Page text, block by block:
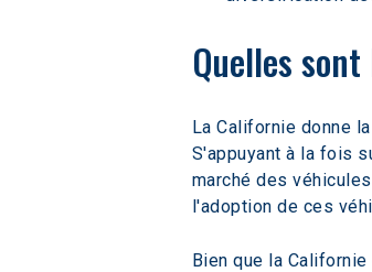
Quelles
La Californie donne
S'appuyant à la fois
marché des
l'adoption de ces
Bien que la